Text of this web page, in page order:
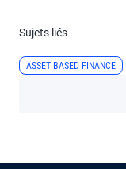
Sujets liés
ASSET BASED FINANCE